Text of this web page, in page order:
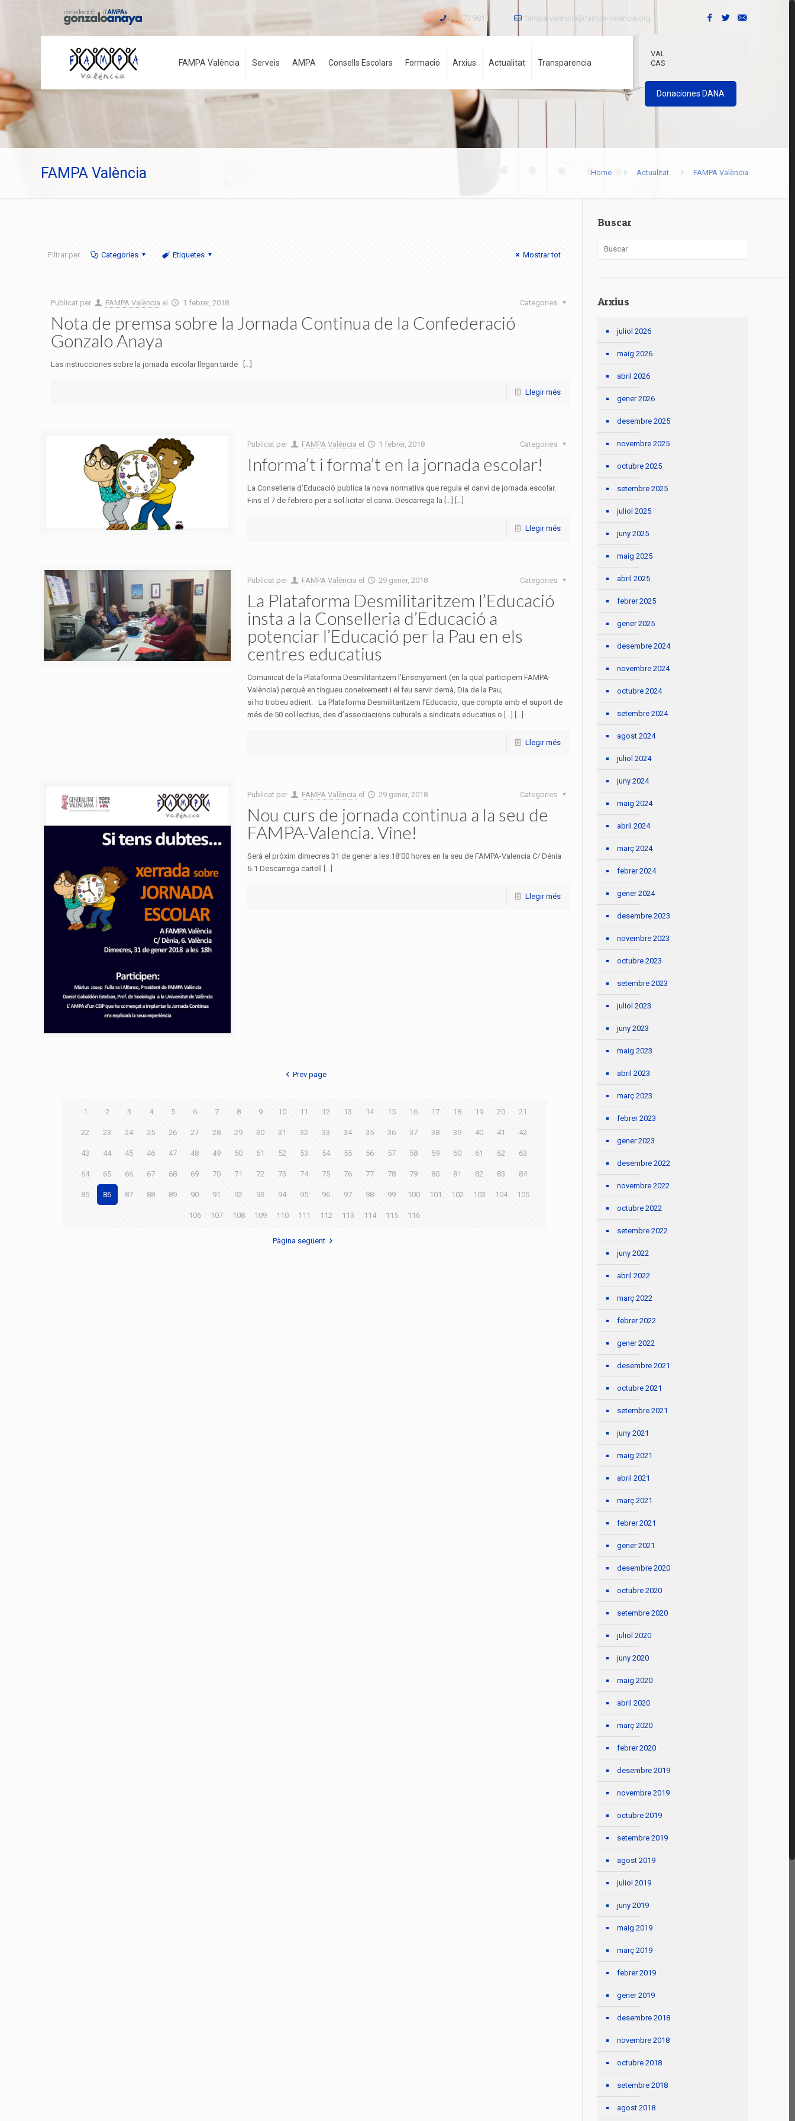
96 373 9811 fampa-valencia@fampa-valencia.org
FAMPA València Serveis AMPA Consells Escolars Formació Arxius Actualitat Transparencia
VAL
CAS
Donaciones DANA
FAMPA València Home Actualitat FAMPA València
Filtrar per Categories Etiquetes Mostrar tot
Publicat per FAMPA València el 1 febrer, 2018 Categories
Nota de premsa sobre la Jornada Continua de la Confederació
Gonzalo Anaya
Las instrucciones sobre la jornada escolar llegan tarde [...]
Llegir més
Publicat per FAMPA València el 1 febrer, 2018 Categories
Informa’t i forma’t en la jornada escolar!
La Conselleria d’Educació publica la nova normativa que regula el canvi de jornada escolar.
Fins el 7 de febrero per a sol.licitar el canvi. Descarrega la […] [...]
Llegir més
Publicat per FAMPA València el 29 gener, 2018 Categories
La Plataforma Desmilitaritzem l’Educació
insta a la Conselleria d’Educació a
potenciar l’Educació per la Pau en els
centres educatius
Comunicat de la Plataforma Desmilitaritzem l’Ensenyament (en la qual participem FAMPA-
València) perquè en tingueu coneixement i el feu servir demà, Dia de la Pau,
si ho trobeu adient. La Plataforma Desmilitaritzem l’Educacio, que compta amb el suport de
més de 50 col·lectius, des d’associacions culturals a sindicats educatius o […] [...]
Llegir més
Publicat per FAMPA València el 29 gener, 2018 Categories
Nou curs de jornada continua a la seu de
FAMPA-Valencia. Vine!
Serà el pròxim dimecres 31 de gener a les 18’00 hores en la seu de FAMPA-Valencia C/ Dénia
6-1 Descarrega cartell [...]
Llegir més
Prev page
1 2 3 4 5 6 7 8 9 10 11 12 13 14 15 16 17 18 19 20 21
22 23 24 25 26 27 28 29 30 31 32 33 34 35 36 37 38 39 40 41 42
43 44 45 46 47 48 49 50 51 52 53 54 55 56 57 58 59 60 61 62 63
64 65 66 67 68 69 70 71 72 73 74 75 76 77 78 79 80 81 82 83 84
85 86 87 88 89 90 91 92 93 94 95 96 97 98 99 100 101 102 103 104 105
106 107 108 109 110 111 112 113 114 115 116
Pàgina següent
Buscar
Arxius
juliol 2026
maig 2026
abril 2026
gener 2026
desembre 2025
novembre 2025
octubre 2025
setembre 2025
juliol 2025
juny 2025
maig 2025
abril 2025
febrer 2025
gener 2025
desembre 2024
novembre 2024
octubre 2024
setembre 2024
agost 2024
juliol 2024
juny 2024
maig 2024
abril 2024
març 2024
febrer 2024
gener 2024
desembre 2023
novembre 2023
octubre 2023
setembre 2023
juliol 2023
juny 2023
maig 2023
abril 2023
març 2023
febrer 2023
gener 2023
desembre 2022
novembre 2022
octubre 2022
setembre 2022
juny 2022
abril 2022
març 2022
febrer 2022
gener 2022
desembre 2021
octubre 2021
setembre 2021
juny 2021
maig 2021
abril 2021
març 2021
febrer 2021
gener 2021
desembre 2020
octubre 2020
setembre 2020
juliol 2020
juny 2020
maig 2020
abril 2020
març 2020
febrer 2020
desembre 2019
novembre 2019
octubre 2019
setembre 2019
agost 2019
juliol 2019
juny 2019
maig 2019
març 2019
febrer 2019
gener 2019
desembre 2018
novembre 2018
octubre 2018
setembre 2018
agost 2018